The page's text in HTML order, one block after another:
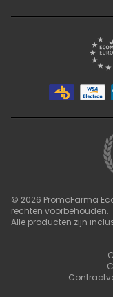
© 2026 PromoFarma
rechten voorbehouden.
Alle producten zijn